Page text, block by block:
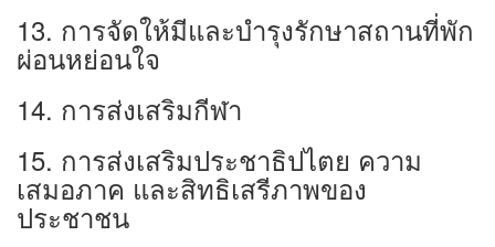
13. การจัดให้มีและบำรุงรักษาสถานที่พัก
ผ่อนหย่อนใจ
14. การส่งเสริมกีฬา
15. การส่งเสริมประชาธิปไตย ความ
เสมอภาค และสิทธิเสรีภาพของ
ประชาชน